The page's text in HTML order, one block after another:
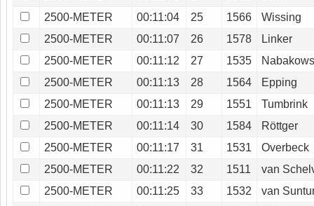
2500-METER
00:11:04 25 1566
Wissing
2500-METER
00:11:07 26 1578
Linker
2500-METER
00:11:12 27 1535
2500-METER
00:11:13 28 1564
Epping
2500-METER
00:11:13 29 1551
Tumbrink
2500-METER
00:11:14 30 1584
Röttger
2500-METER
00:11:17 31 1531
Overbeck
2500-METER
00:11:22 32 1511
van
2500-METER
00:11:25 33 1532
van